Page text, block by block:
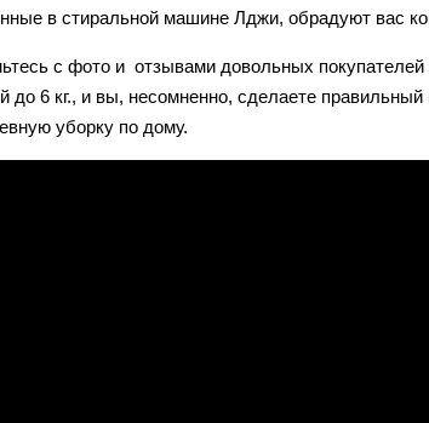
в стиральной машине Лджи, обрадуют вас
с фото и отзывами довольных
до 6 кг., и вы, несомненно, сделаете
уборку по дому.